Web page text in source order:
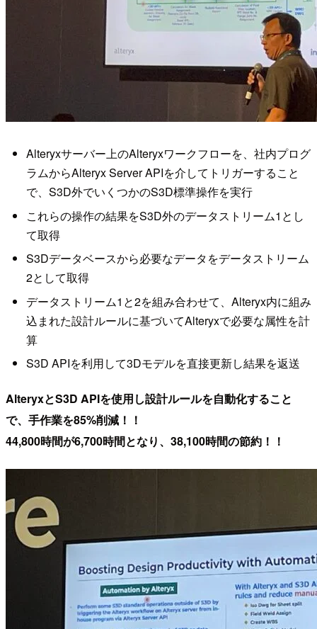
Alteryxサーバー上のAlteryxワークフローを、社内プログ
ラムからAlteryx Server APIを介してトリガーすること
で、S3D外でいくつかのS3D標準操作を実行
これらの操作の結果をS3D外のデータストリーム1とし
て取得
S3Dデータベースから必要なデータをデータストリーム
2として取得
データストリーム1と2を組み合わせて、Alteryx内に組み
込まれた設計ルールに基づいてAlteryxで必要な属性を計
算
S3D APIを利用して3Dモデルを直接更新し結果を返送
AlteryxとS3D APIを使用し設計ルールを自動化すること
で、手作業を85%削減！！
44,800時間が6,700時間となり、38,100時間の節約！！